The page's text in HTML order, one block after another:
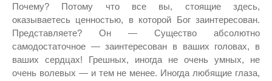
Почему? Потому что все вы, стоящие здесь,
оказываетесь ценностью, в которой Бог заинтересован.
Представляете? Он — Существо абсолютно
самодостаточное — заинтересован в ваших головах, в
ваших сердцах! Грешных, иногда не очень умных, не
очень волевых — и тем не менее. Иногда любящие глаза,